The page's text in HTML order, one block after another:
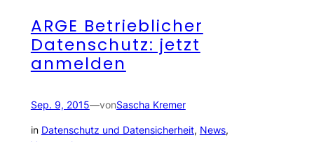
ARGE Betrieblicher
Datenschutz: jetzt
anmelden
Sep. 9, 2015—vonSascha Kremer
in Datenschutz und Datensicherheit, News